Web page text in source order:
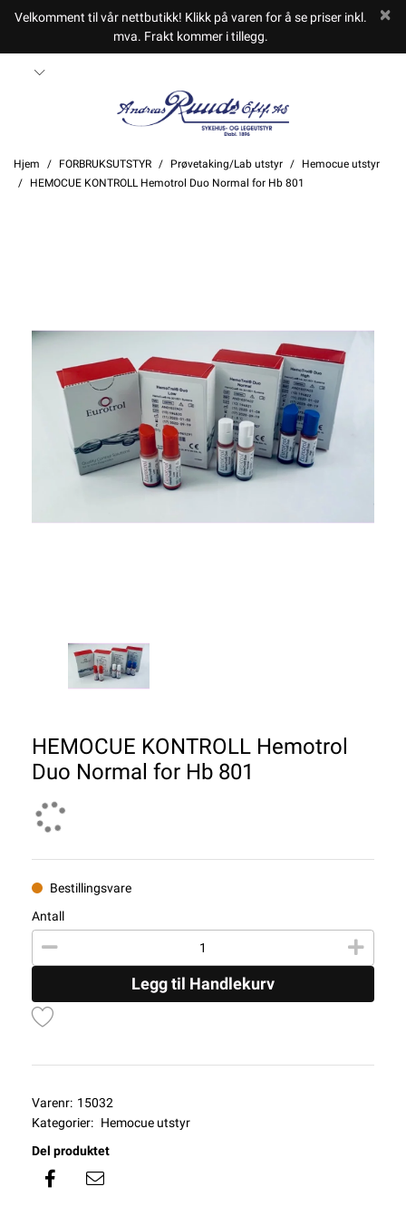
Velkomment til vår nettbutikk! Klikk på varen for å se priser inkl.
mva. Frakt kommer i tillegg.
Hjem FORBRUKSUTSTYR Prøvetaking/Lab utstyr
Hemocue utstyr
HEMOCUE KONTROLL Hemotrol Duo Normal for Hb 801
HEMOCUE KONTROLL Hemotrol
Duo Normal for Hb 801
Bestillingsvare
Antall
Legg til Handlekurv
Varenr: 15032
Kategorier: Hemocue utstyr
Del produktet